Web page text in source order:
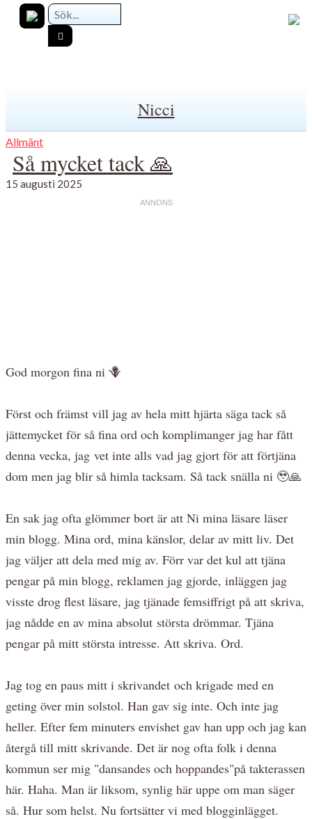
Nicci
Allmänt
Så mycket tack 🙏
15 augusti 2025
God morgon fina ni 🪻
Först och främst vill jag av hela mitt hjärta säga tack så
jättemycket för så fina ord och komplimanger jag har fått
denna vecka, jag vet inte alls vad jag gjort för att förtjäna
dom men jag blir så himla tacksam. Så tack snälla ni 🥹🙏
En sak jag ofta glömmer bort är att Ni mina läsare läser
min blogg. Mina ord, mina känslor, delar av mitt liv. Det
jag väljer att dela med mig av. Förr var det kul att tjäna
pengar på min blogg, reklamen jag gjorde, inläggen jag
visste drog flest läsare, jag tjänade femsiffrigt på att skriva,
jag nådde en av mina absolut största drömmar. Tjäna
pengar på mitt största intresse. Att skriva. Ord.
Jag tog en paus mitt i skrivandet och krigade med en
geting över min solstol. Han gav sig inte. Och inte jag
heller. Efter fem minuters envishet gav han upp och jag kan
återgå till mitt skrivande. Det är nog ofta folk i denna
kommun ser mig "dansandes och hoppandes"på takterassen
här. Haha. Man är liksom, synlig här uppe om man säger
så. Hur som helst. Nu fortsätter vi med blogginlägget.